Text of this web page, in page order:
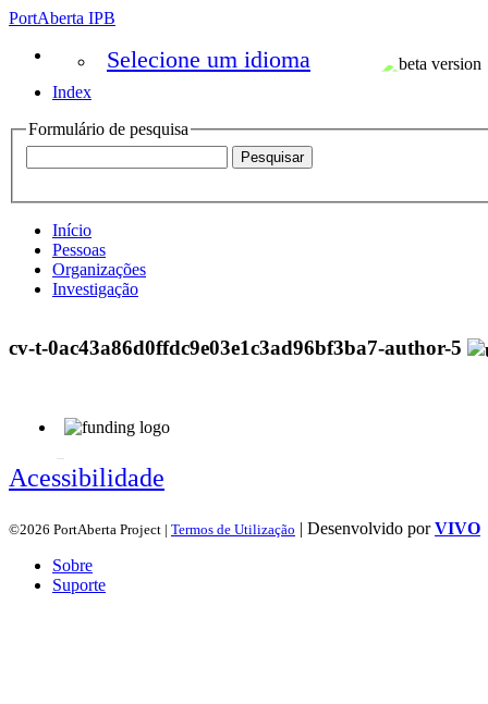
PortAberta IPB
Selecione um idioma
Index
Formulário de pesquisa
Início
Pessoas
Organizações
Investigação
cv-t-0ac43a86d0ffdc9e03e1c3ad96bf3ba7-author-5
Acessibilidade
©2026 PortAberta Project | Termos de Utilização | Desenvolvido porVIVO
Sobre
Suporte